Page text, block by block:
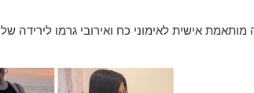
לאימוני כח ואירובי גרמו לירידה של 15 ק"ג במשקל מתוכם 14 ק"ג מסת שומן